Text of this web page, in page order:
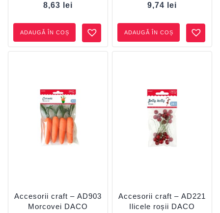
cm DACO
8,63 lei
ADAUGĂ ÎN COȘ
cm DACO
9,74 lei
ADAUGĂ ÎN COȘ
Accesorii craft – AD903
Morcovei DACO
Accesorii craft – AD221
Ilicele roșii DACO